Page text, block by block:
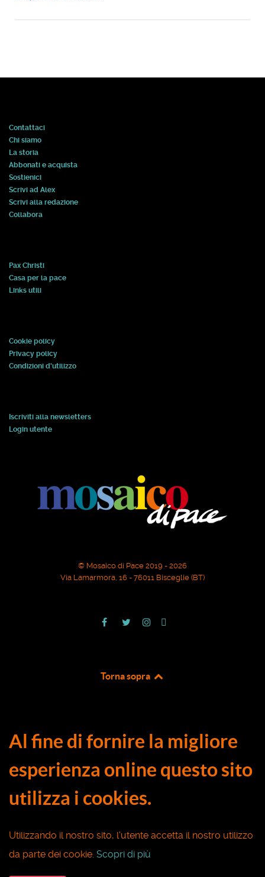
Contattaci
Chi siamo
La storia
Abbonati e acquista
Sostienici
Scrivi ad Alex
Scrivi alla redazione
Collabora
Pax Christi
Casa per la pace
Links utili
Cookie policy
Privacy policy
Condizioni d'utilizzo
Iscriviti alla newsletters
Login utente
© Mosaico di Pace 2019 - 2026
Via Lamarmora, 16 - 76011 Bisceglie (BT)
Torna sopra
Al fine di fornire la migliore
esperienza online questo sito
utilizza i cookies.
Utilizzando il nostro sito, l'utente accetta il nostro utilizzo
da parte dei cookie. Scopri di più